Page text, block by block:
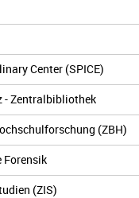
Center (SPICE)
- Zentralbibliothek
(ZBH)
(ZIS)